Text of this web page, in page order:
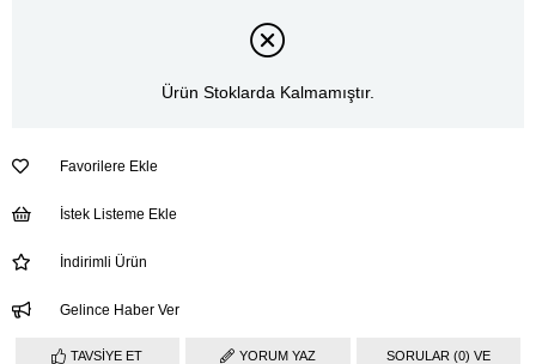
Ürün Stoklarda Kalmamıştır.
Favorilere Ekle
İstek Listeme Ekle
İndirimli Ürün
Gelince Haber Ver
TAVSIYE ET YORUM YAZ SORULAR (0) VE